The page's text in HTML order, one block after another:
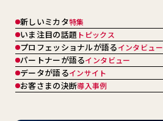
新しいミカタ特集
いま注目の話題 トピックス
プロフェッショナルが語るインタビュー
パートナーが語るインタビュー
データが語るインサイト
お客さまの決断導入事例